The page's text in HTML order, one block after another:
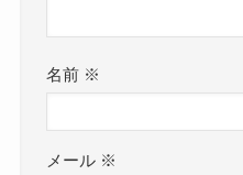
名前 ※
メール ※